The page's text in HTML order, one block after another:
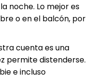
noche. Lo mejor es
o en el balcón, por
cuenta es una
permite distenderse.
e incluso